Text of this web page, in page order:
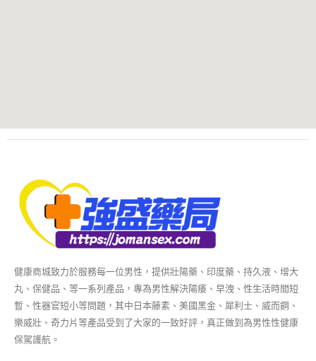
健康商城致力於服務每一位男性，提供壯陽藥、印度藥、持久液、增大
丸、保健品、等一系列產品，專為男性解決陽痿、早洩、性生活時間短
暫、性器官短小等問題，其中日本藤素、美國黑金、犀利士、威而鋼、
樂威壯、奇力片等產品受到了大家的一致好評，真正做到為男性性健康
保駕護航。